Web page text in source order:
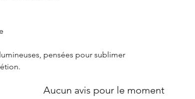
pensées pour sublimer
Aucun avis pour le moment